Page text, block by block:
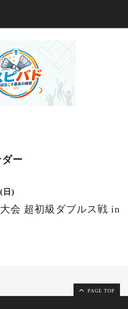
ー
日)
会 超初級ダブルス戦 in
PAGE TOP